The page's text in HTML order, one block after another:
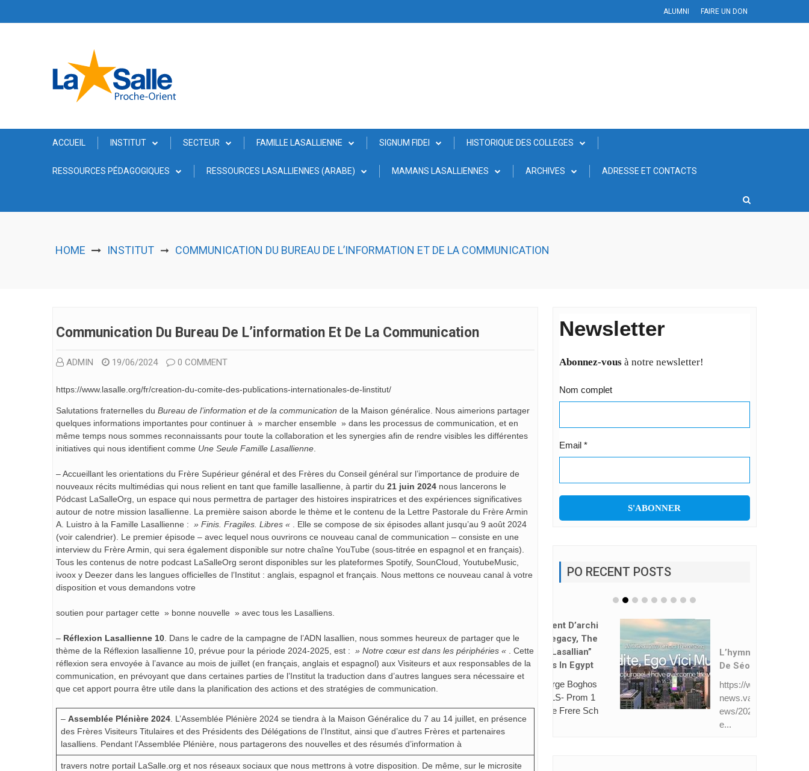
ALUMNI FAIRE UN DON
ACCUEIL INSTITUT SECTEUR FAMILLE LASALLIENNE SIGNUM FIDEI HISTORIQUE DES COLLEGES
RESSOURCES PÉDAGOGIQUES RESSOURCES LASALLIENNES (ARABE) MAMANS LASALLIENNES ARCHIVES ADRESSE ET CONTACTS
HOME INSTITUT ➞ COMMUNICATION DU BUREAU DE L’INFORMATION ET DE LA COMMUNICATION
Communication Du Bureau De L’information Et De La Communication
ADMIN 19/06/2024 0 COMMENT
https://www.lasalle.org/fr/creation-du-comite-des-publications-internationales-de-linstitut/
Salutations fraternelles du Bureau de l’information et de la communication de la Maison généralice. Nous aimerions partager
quelques informations importantes pour continuer à » marcher ensemble » dans les processus de communication, et en
même temps nous sommes reconnaissants pour toute la collaboration et les synergies afin de rendre visibles les différentes
initiatives qui nous identifient comme Une Seule Famille Lasallienne
– Accueillant les orientations du Frère Supérieur général et des Frères du Conseil général sur l’importance de produire de
nouveaux récits multimédias qui nous relient en tant que famille lasallienne, à partir du 21 juin 2024 nous lancerons le
Pódcast LaSalleOrg, un espace qui nous permettra de partager des histoires inspiratrices et des expériences significatives
autour de notre mission lasallienne. La première saison aborde le thème et le contenu de la Lettre Pastorale du Frère Armin
A. Luistro à la Famille Lasallienne : » Finis. Fragiles. Libres «
. Elle se compose de six épisodes allant jusqu’au 9 août 2024
(voir calendrier). Le premier épisode – avec lequel nous ouvrirons ce nouveau canal de communication – consiste en une
interview du Frère Armin, qui sera également disponible sur notre chaîne YouTube (sous-titrée en espagnol et en français).
Tous les contenus de notre podcast LaSalleOrg seront disponibles sur les plateformes Spotify, SounCloud, YoutubeMusic,
ivoox y Deezer dans les langues officielles de l’Institut : anglais, espagnol et français. Nous mettons ce nouveau canal à votre
disposition et vous demandons votre
soutien pour partager cette » bonne nouvelle » avec tous les Lasalliens.
– Réflexion Lasallienne 10 . Dans le cadre de la campagne de l’ADN lasallien, nous sommes heureux de partager que le
thème de la Réflexion lasallienne 10, prévue pour la période 2024-2025, est : » Notre cœur est dans les périphéries «
. Cette
réflexion sera envoyée à l’avance au mois de juillet (en français, anglais et espagnol) aux Visiteurs et aux responsables de la
communication, en prévoyant que dans certaines parties de l’Institut la traduction dans d’autres langues sera nécessaire et
que cet apport pourra être utile dans la planification des actions et des stratégies de communication.
– Assemblée Plénière 2024 . L’Assemblée Plénière 2024 se tiendra à la Maison Généralice du 7 au 14 juillet, en présence
des Frères Visiteurs Titulaires et des Présidents des Délégations de l’Institut, ainsi que d’autres Frères et partenaires
lasalliens. Pendant l’Assemblée Plénière, nous partagerons des nouvelles et des résumés d’information à
travers notre portail LaSalle.org et nos réseaux sociaux que nous mettrons à votre disposition. De même, sur le microsite
Newsletter
Abonnez-vousà notre newsletter!
Nom complet
Email *
PO RECENT POSTS
L’hymne Des JMJ
De Séoul Dévoilé
https://www.vatican
news.va/fr/eglise/n
ews/2026-08/hymn
e...